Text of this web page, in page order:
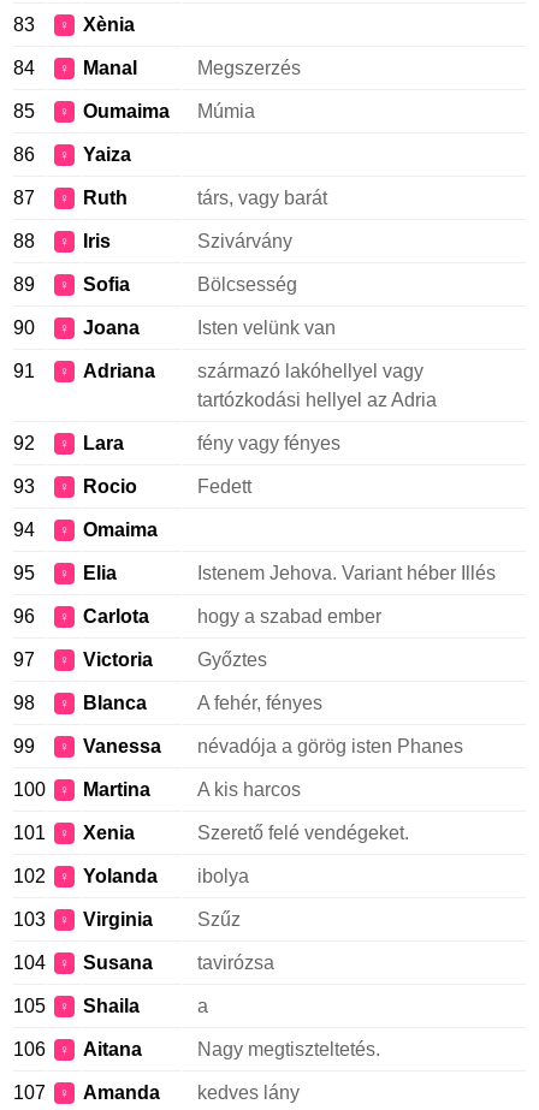
83 ♀ Xènia
84 ♀ Manal Megszerzés
85 ♀ Oumaima Múmia
86 ♀ Yaiza
87 ♀ Ruth társ, vagy barát
88 ♀ Iris Szivárvány
89 ♀ Sofia Bölcsesség
90 ♀ Joana Isten velünk van
91 ♀ Adriana
származó lakóhellyel vagy
tartózkodási hellyel az Adria
92 ♀ Lara fény vagy fényes
93 ♀ Rocio Fedett
94 ♀ Omaima
95 ♀ Elia Istenem Jehova. Variant héber Illés
96 ♀ Carlota hogy a szabad ember
97 ♀ Victoria Győztes
98 ♀ Blanca A fehér, fényes
99 ♀ Vanessa névadója a görög isten Phanes
100 ♀ Martina A kis harcos
101 ♀ Xenia Szerető felé vendégeket.
102 ♀ Yolanda ibolya
103 ♀ Virginia Szűz
104 ♀ Susana tavirózsa
105 ♀ Shaila a
106 ♀ Aitana Nagy megtiszteltetés.
107 ♀ Amanda kedves lány